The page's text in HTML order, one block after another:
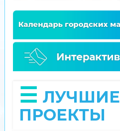
ЛУЧШИЕ
ПРОЕКТЫ